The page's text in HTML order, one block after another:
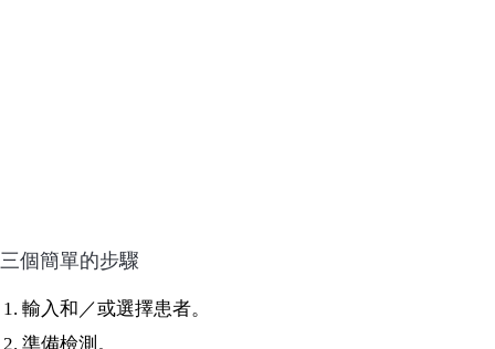
三個簡單的步驟
輸入和／或選擇患者。
準備檢測。